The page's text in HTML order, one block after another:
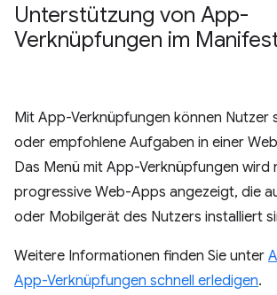
Unterstützung von App-
Verknüpfungen im
Mit App-Verknüpfungen können Nutzer
oder empfohlene Aufgaben in einer
Das Menü mit App-Verknüpfungen wird
progressive Web-Apps angezeigt, die
oder Mobilgerät des Nutzers installiert
Weitere Informationen finden Sie unter
App-Verknüpfungen schnell erledigen.